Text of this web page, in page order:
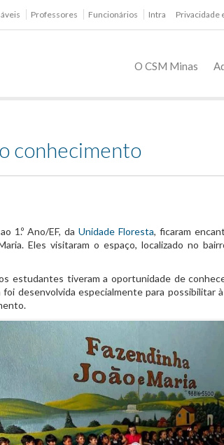
Professores Funcionários Intra Privacidade
O CSM Minas
conhecimento
1.º Ano/EF, da Unidade Floresta, ficaram
Eles visitaram o espaço, localizado no
estudantes tiveram a oportunidade de
foi desenvolvida especialmente para